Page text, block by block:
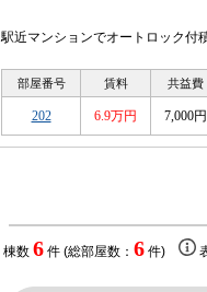
駅近マンションでオートロック付
部屋番号 賃料 共益費
202 6.9万円 7,000円
棟数 6件 (総部屋数： 6件)